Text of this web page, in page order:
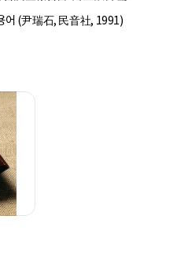
어 (尹瑞石, 民音社, 1991)